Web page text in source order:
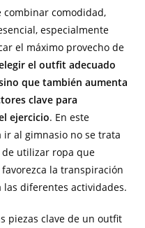
combinar comodidad,
especialmente
el máximo provecho de
el outfit adecuado
que también aumenta
clave para
ejercicio. En este
al gimnasio no se trata
utilizar ropa que
la transpiración
las diferentes actividades.
piezas clave de un outfit